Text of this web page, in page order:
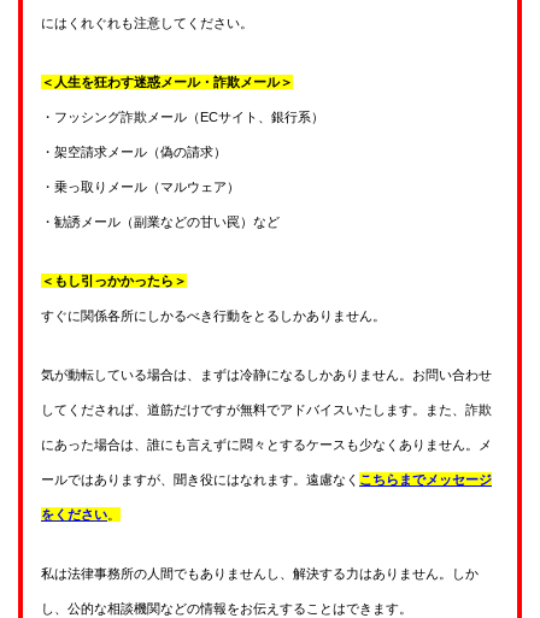
にはくれぐれも注意してください。
＜人生を狂わす迷惑メール・詐欺メール＞
・フッシング詐欺メール（ECサイト、銀行系）
・架空請求メール（偽の請求）
・乗っ取りメール（マルウェア）
・勧誘メール（副業などの甘い罠）など
＜もし引っかかったら＞
すぐに関係各所にしかるべき行動をとるしかありません。
気が動転している場合は、まずは冷静になるしかありません。お問い合わせ
してくだされば、道筋だけですが無料でアドバイスいたします。また、詐欺
にあった場合は、誰にも言えずに悶々とするケースも少なくありません。メ
ールではありますが、聞き役にはなれます。遠慮なく こちらまでメッセージ
をください。
私は法律事務所の人間でもありませんし、解決する力はありません。しか
し、公的な相談機関などの情報をお伝えすることはできます。